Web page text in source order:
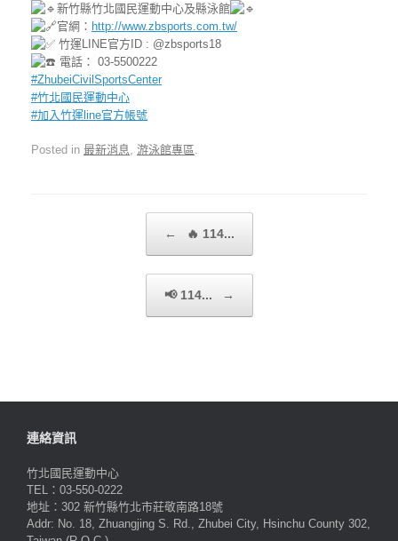
新竹縣竹北國民運動中心及縣泳館
官網： http://www.zbsports.com.tw/
竹運LINE官方ID : @zbsports18
電話： 03-5500222
#ZhubeiCivilSportsCenter
#竹北國民運動中心
#加入竹運line官方帳號
Posted in 最新消息, 游泳館專區.
← 🔥 114...
📢 114... →
連絡資訊
竹北國民運動中心
TEL：03-550-0222
地址：302 新竹縣竹北市莊敬南路18號
Addr: No. 18, Zhuangjing S. Rd., Zhubei City, Hsinchu County 302,